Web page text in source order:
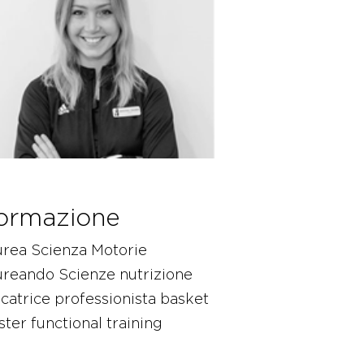
Scienza Motorie
Scienze nutrizione
professionista basket
functional training